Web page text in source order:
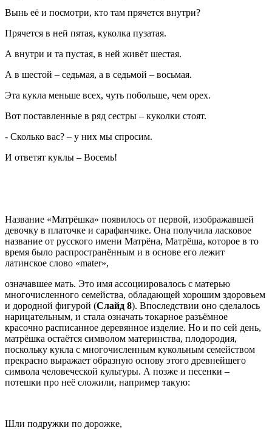
Вынь её и посмотри, кто там прячется внутри?
Прячется в ней пятая, куколка пузатая.
А внутри и та пустая, в ней живёт шестая.
А в шестой – седьмая, а в седьмой – восьмая.
Эта кукла меньше всех, чуть побольше, чем орех.
Вот поставленные в ряд сестры – куколки стоят.
- Сколько вас? – у них мы спросим.
И ответят куклы – Восемь!
Название «Матрёшка» появилось от первой, изображавшей
девочку в платочке и сарафанчике. Она получила ласковое
название от русского имени Матрёна, Матрёша, которое в то
время было распространённым и в основе его лежит
латинское слово «mater»,
означавшее мать. Это имя ассоциировалось с матерью
многочисленного семейства, обладающей хорошим здоровьем
и дородной фигурой (Слайд 8). Впоследствии оно сделалось
нарицательным, и стала означать токарное разъёмное
красочно расписанное деревянное изделие. Но и по сей день,
матрёшка остаётся символом материнства, плодородия,
поскольку кукла с многочисленным кукольным семейством
прекрасно выражает образную основу этого древнейшего
символа человеческой культуры. А позже и песенки –
потешки про неё сложили, например такую:
Шли подружки по дорожке,